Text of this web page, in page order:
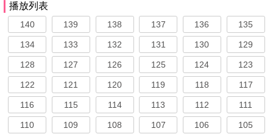
播放列表
140 139 138 137 136 135
134 133 132 131 130 129
128 127 126 125 124 123
122 121 120 119 118 117
116 115 114 113 112 111
110 109 108 107 106 105